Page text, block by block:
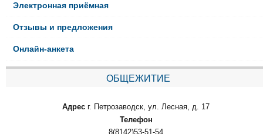
Электронная приёмная
Отзывы и предложения
Онлайн-анкета
ОБЩЕЖИТИЕ
Адрес г. Петрозаводск, ул. Лесная, д. 17
Телефон
8(8142)53-51-54